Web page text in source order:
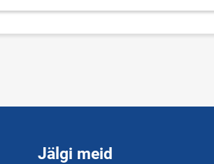
Jälgi meid